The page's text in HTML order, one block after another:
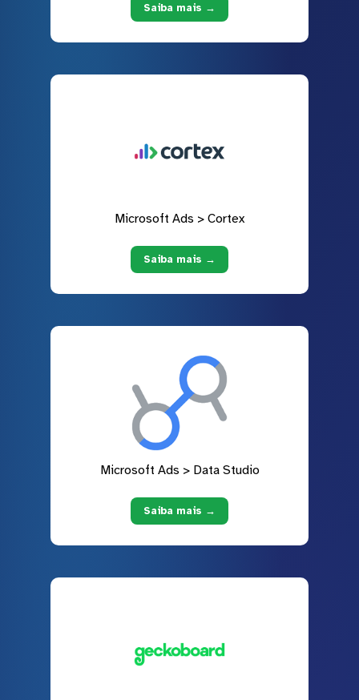
Saiba mais →
Microsoft Ads > Cortex
Saiba mais →
Microsoft Ads > Data Studio
Saiba mais →